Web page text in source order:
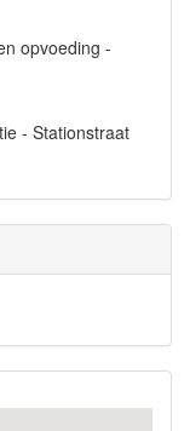
opvoeding -
- Stationstraat